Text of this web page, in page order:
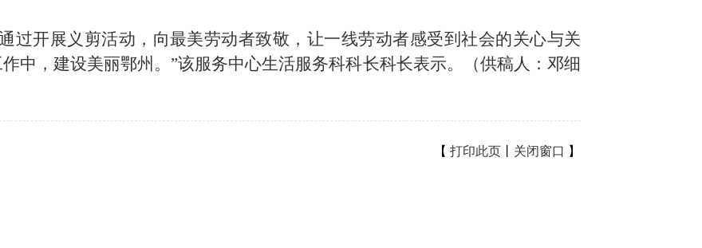
过开展义剪活动，向最美劳动者致敬，让一线劳动者感受到社会的关心与关
中，建设美丽鄂州。”该服务中心生活服务科科长科长表示。
（供稿人：邓细
【 打印此页 关闭窗口 】